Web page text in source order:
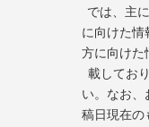
では、主
に向けた情
方に向けた
載してお
い。なお、
稿日現在の